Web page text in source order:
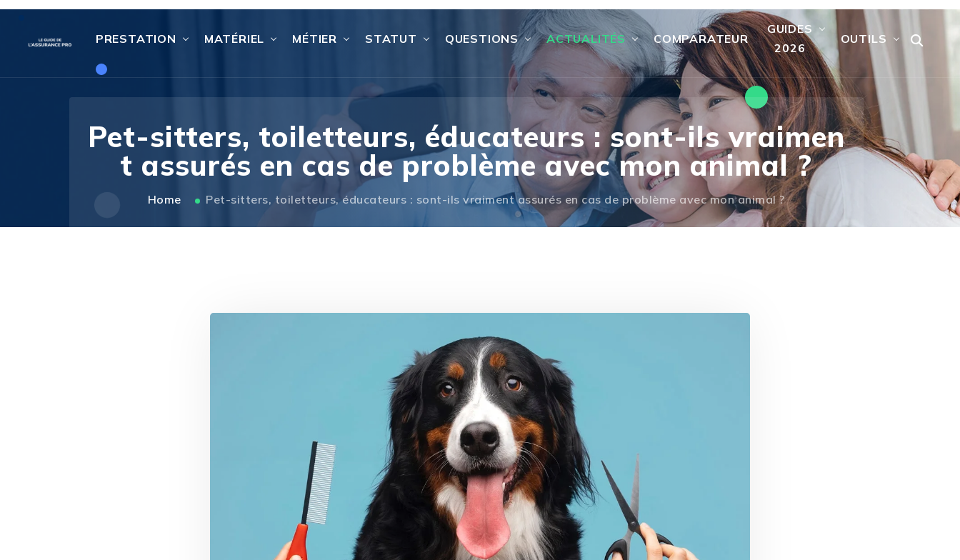
PRESTATION MATÉRIEL MÉTIER STATUT QUESTIONS ACTUALITÉS COMPARATEUR
GUIDES
2026
OUTILS
Pet-sitters, toiletteurs, éducateurs : sont-ils vraimen
t assurés en cas de problème avec mon animal ?
Home Pet-sitters, toiletteurs, éducateurs : sont-ils vraiment assurés en cas de problème avec mon animal ?